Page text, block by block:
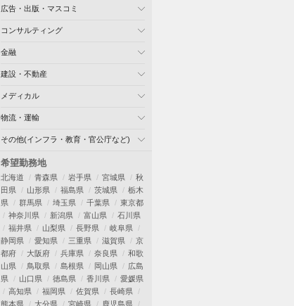
広告・出版・マスコミ
コンサルティング
金融
建設・不動産
メディカル
物流・運輸
その他(インフラ・教育・官公庁など)
希望勤務地
北海道 青森県 岩手県 宮城県
秋
田県
山形県 福島県 茨城県
栃木
県
群馬県 埼玉県 千葉県
東京都
神奈川県
新潟県 富山県
石川県
福井県
山梨県 長野県
岐阜県
静岡県
愛知県 三重県 滋賀県
京
都府
大阪府 兵庫県 奈良県
和歌
山県
鳥取県 島根県 岡山県
広島
県
山口県 徳島県 香川県
愛媛県
高知県
福岡県 佐賀県
長崎県
熊本県
大分県 宮崎県
鹿児島県